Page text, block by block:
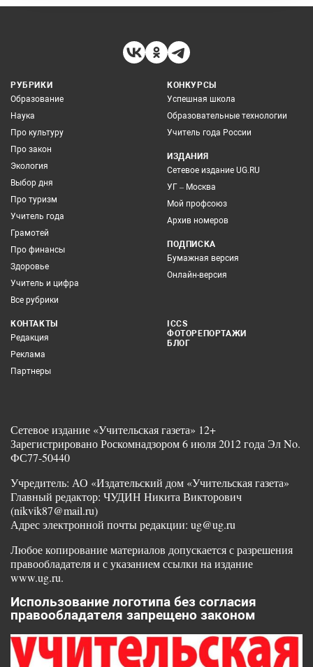
РУБРИКИ
Образование
Наука
Про культуру
Про закон
Экология
Выбор дня
Про туризм
Учитель года
Грамотей
Про финансы
Здоровье
Учитель и цифра
Все рубрики
КОНКУРСЫ
Успешная школа
Образовательные технологии
Учитель года России
ИЗДАНИЯ
Сетевое издание UG.RU
УГ – Москва
Мой профсоюз
Архив номеров
ПОДПИСКА
Бумажная версия
Онлайн-версия
КОНТАКТЫ
Редакция
Реклама
Партнеры
ICCS
ФОТОРЕПОРТАЖИ
БЛОГ
Сетевое издание «Учительская газета» 12+
Зарегистрировано Роскомнадзором 6 июля 2012 года Эл No.
ФС77-50440
Учредитель: АО «Издательский дом «Учительская газета»
Главный редактор: ЧУДИН Никита Викторович
(nikvik87@mail.ru)
Адрес электронной почты редакции: ug@ug.ru
Любое копирование материалов допускается с разрешения
правообладателя и с указанием ссылки на издание
www.ug.ru.
Использование логотипа без согласия
правообладателя запрещено законом